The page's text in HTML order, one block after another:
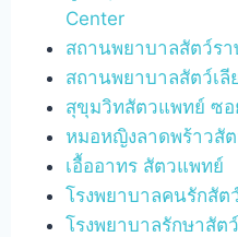
Center
สถานพยาบาลสัตว์ร
สถานพยาบาลสัตว์เลี
สุขุมวิทสัตวแพทย์ ซอ
หมอหญิงลาดพร้าวสั
เอื้ออาทร สัตวแพทย์
โรงพยาบาลคนรักสั
โรงพยาบาลรักษาสั